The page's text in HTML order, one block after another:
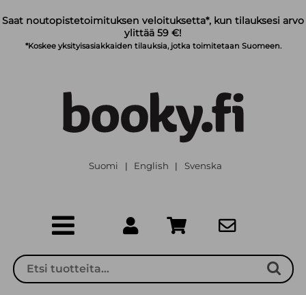
Saat noutopistetoimituksen veloituksetta*, kun tilauksesi arvo
ylittää 59 €!
*Koskee yksityisasiakkaiden tilauksia, jotka toimitetaan Suomeen.
Suomi | English | Svenska